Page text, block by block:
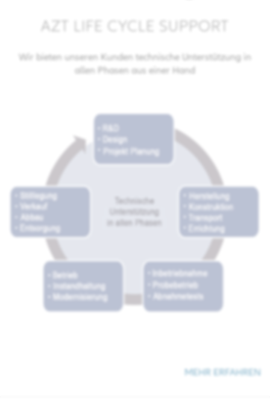
AZT LIFE CYCLE SUPPORT
Wir bieten unseren Kunden technische Unterstützung in
allen Phasen aus einer Hand
MEHR ERFAHREN